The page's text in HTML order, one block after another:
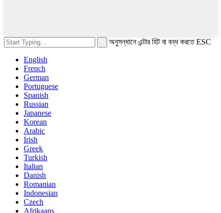
অনুসন্ধানে এন্টার হিট বা বন্ধ করতে ESC
English
French
German
Portuguese
Spanish
Russian
Japanese
Korean
Arabic
Irish
Greek
Turkish
Italian
Danish
Romanian
Indonesian
Czech
Afrikaans